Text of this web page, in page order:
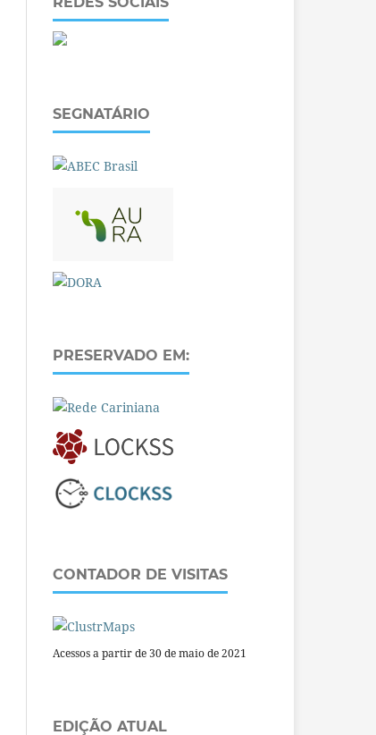
SEGNATÁRIO
PRESERVADO EM:
CONTADOR DE VISITAS
Acessos a partir de 30 de maio de 2021
EDIÇÃO ATUAL